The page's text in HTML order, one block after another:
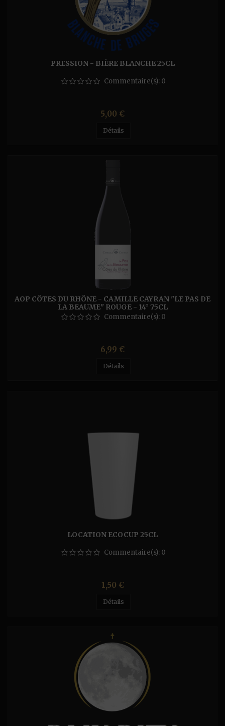
PRESSION - BIÈRE BLANCHE 25CL
Commentaire(s): 0
Prix
5,00 €
Détails
AOP CÔTES DU RHÔNE - CAMILLE CAYRAN "LE PAS DE
LA BEAUME" ROUGE - 14° 75CL
Commentaire(s): 0
Prix
6,99 €
Détails
LOCATION ECOCUP 25CL
Commentaire(s): 0
Prix
1,50 €
Détails